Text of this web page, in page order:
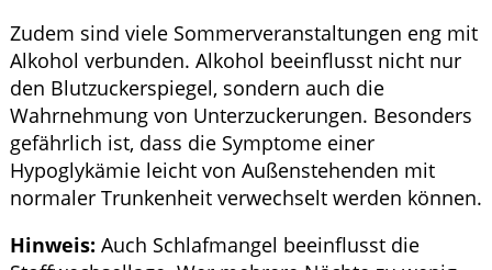
Zudem sind viele Sommerveranstaltungen eng mit
Alkohol verbunden. Alkohol beeinflusst nicht nur
den Blutzuckerspiegel, sondern auch die
Wahrnehmung von Unterzuckerungen. Besonders
gefährlich ist, dass die Symptome einer
Hypoglykämie leicht von Außenstehenden mit
normaler Trunkenheit verwechselt werden können.
Hinweis: Auch Schlafmangel beeinflusst die